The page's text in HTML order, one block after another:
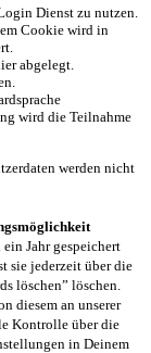
Dienst zu nutzen.
Cookie wird in
abgelegt.
wird die Teilnahme
werden nicht
Jahr gespeichert
sie jederzeit über die
löschen” löschen.
diesem an unserer
Kontrolle über die
in Deinem